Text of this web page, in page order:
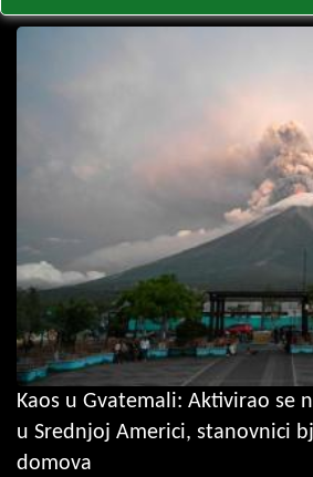
Kaos u Gvatemali: Aktivirao se
u Srednjoj Americi, stanovnici
domova